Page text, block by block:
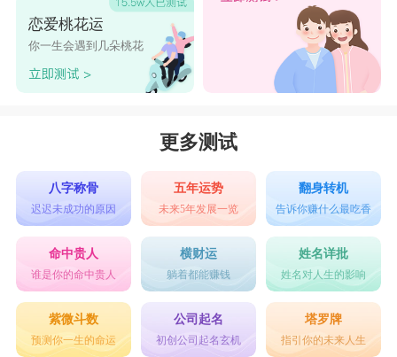
恋爱桃花运
你一生会遇到几朵桃花
更多测试
八字称骨
迟迟未成功的原因
五年运势
未来5年发展一览
翻身转机
告诉你赚什么最吃香
命中贵人
谁是你的命中贵人
横财运
躺着都能赚钱
姓名详批
姓名对人生的影响
紫微斗数
预测你一生的命运
公司起名
初创公司起名玄机
塔罗牌
指引你的未来人生